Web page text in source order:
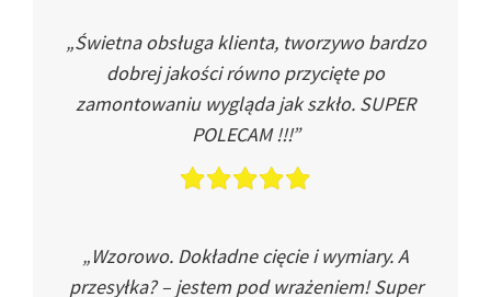
„Świetna obsługa klienta, tworzywo bardzo
dobrej jakości równo przycięte po
zamontowaniu wygląda jak szkło. SUPER
POLECAM !!!”
„Wzorowo. Dokładne cięcie i wymiary. A
przesyłka? – jestem pod wrażeniem! Super